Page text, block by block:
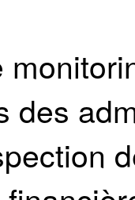
des